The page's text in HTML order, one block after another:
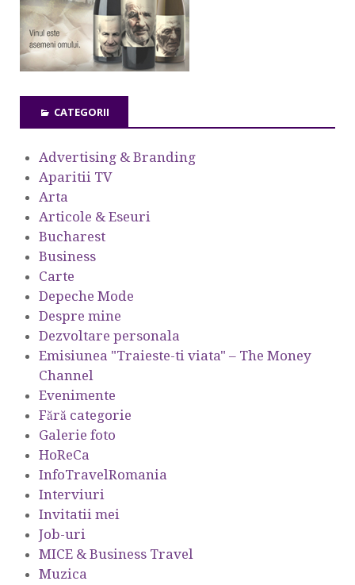
CATEGORII
Advertising & Branding
Aparitii TV
Arta
Articole & Eseuri
Bucharest
Business
Carte
Depeche Mode
Despre mine
Dezvoltare personala
Emisiunea "Traieste-ti viata" – The Money
Channel
Evenimente
Fără categorie
Galerie foto
HoReCa
InfoTravelRomania
Interviuri
Invitatii mei
Job-uri
MICE & Business Travel
Muzica